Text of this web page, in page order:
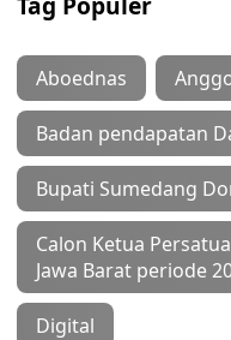
Aboednas
Badan pendapatan
Bupati Sumedang
Calon Ketua
Jawa Barat periode
Digital